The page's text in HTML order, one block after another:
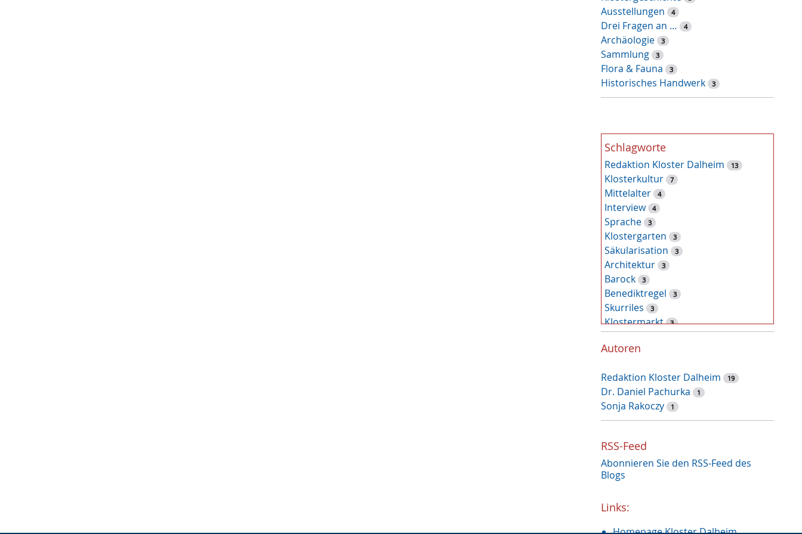
r
t
-
S
u
c
h
Ausstellungen 4
Drei Fragen an … 4
Archäologie 3
Sammlung 3
Flora & Fauna 3
Historisches Handwerk 3
Schlagworte
Redaktion Kloster Dalheim 13
Klosterkultur 7
Mittelalter 4
Interview 4
Sprache 3
Klostergarten 3
Säkularisation 3
Architektur 3
Barock 3
Benediktregel 3
Skurriles 3
Klostermarkt 3
Kunst
Tiere 2
Latein 2
Zufallsfund 2
Restaurierung 1
Augustinus von Hippo 1
Recht und Unrecht
Restauruierung 1
Et labora
Fasten
Autoren
Redaktion Kloster Dalheim 19
Dr. Daniel Pachurka 1
Sonja Rakoczy 1
RSS-Feed
Abonnieren Sie den RSS-Feed des
Blogs
Links: